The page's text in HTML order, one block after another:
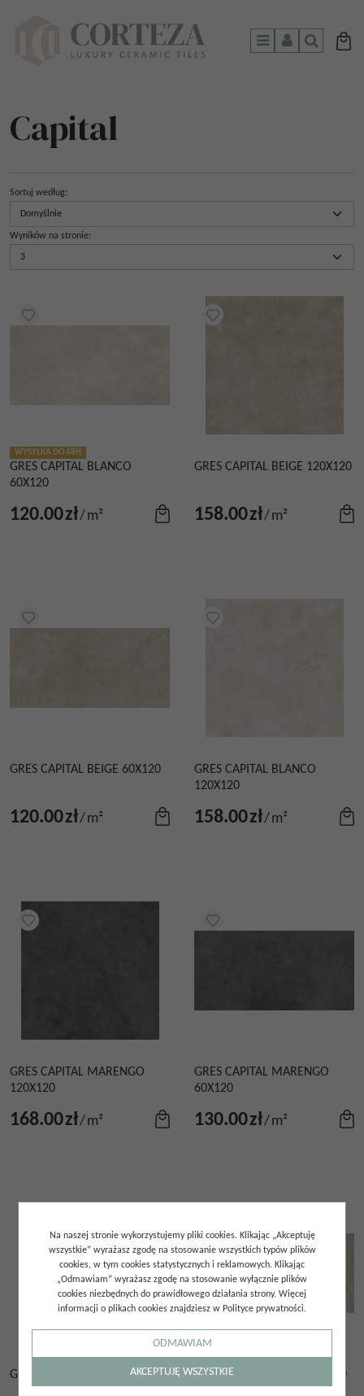
MenuPanelSzukaj
Capital
Sortuj według:
Wyników na stronie:
WYSYŁKA DO 48H
GRES CAPITAL BLANCO
60X120
120.00zł/m²
GRES CAPITAL BEIGE 120X120
158.00zł/m²
GRES CAPITAL BEIGE 60X120
120.00zł/m²
GRES CAPITAL BLANCO
120X120
158.00zł/m²
GRES CAPITAL MARENGO
120X120
168.00zł/m²
GRES CAPITAL MARENGO
60X120
130.00zł/m²
GRES CAPITAL PERLA 120X120 GRES CAPITAL PERLA 60X120
Na naszej stronie wykorzystujemy pliki cookies. Klikając „Akceptuję
wszystkie” wyrażasz zgodę na stosowanie wszystkich typów plików
cookies, w tym cookies statystycznych i reklamowych. Klikając
„Odmawiam” wyrażasz zgodę na stosowanie wyłącznie plików
cookies niezbędnych do prawidłowego działania strony. Więcej
informacji o plikach cookies znajdziesz w Polityce prywatności.
ODMAWIAM
AKCEPTUJĘ WSZYSTKIE